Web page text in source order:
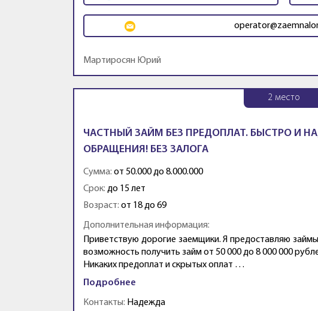
Мартиросян Юрий
2 место
ЧАСТНЫЙ ЗАЙМ БЕЗ ПРЕДОПЛАТ. БЫСТРО И
ОБРАЩЕНИЯ! БЕЗ ЗАЛОГА
Сумма: от 50.000 до 8.000.000
Срок: до 15 лет
Возраст: от 18 до 69
Дополнительная информация:
Приветствую дорогие заемщики. Я предоставляю
возможность получить займ от 50 000 до 8 000 000
Никаких предоплат и скрытых оплат …
Подробнее
Контакты: Надежда